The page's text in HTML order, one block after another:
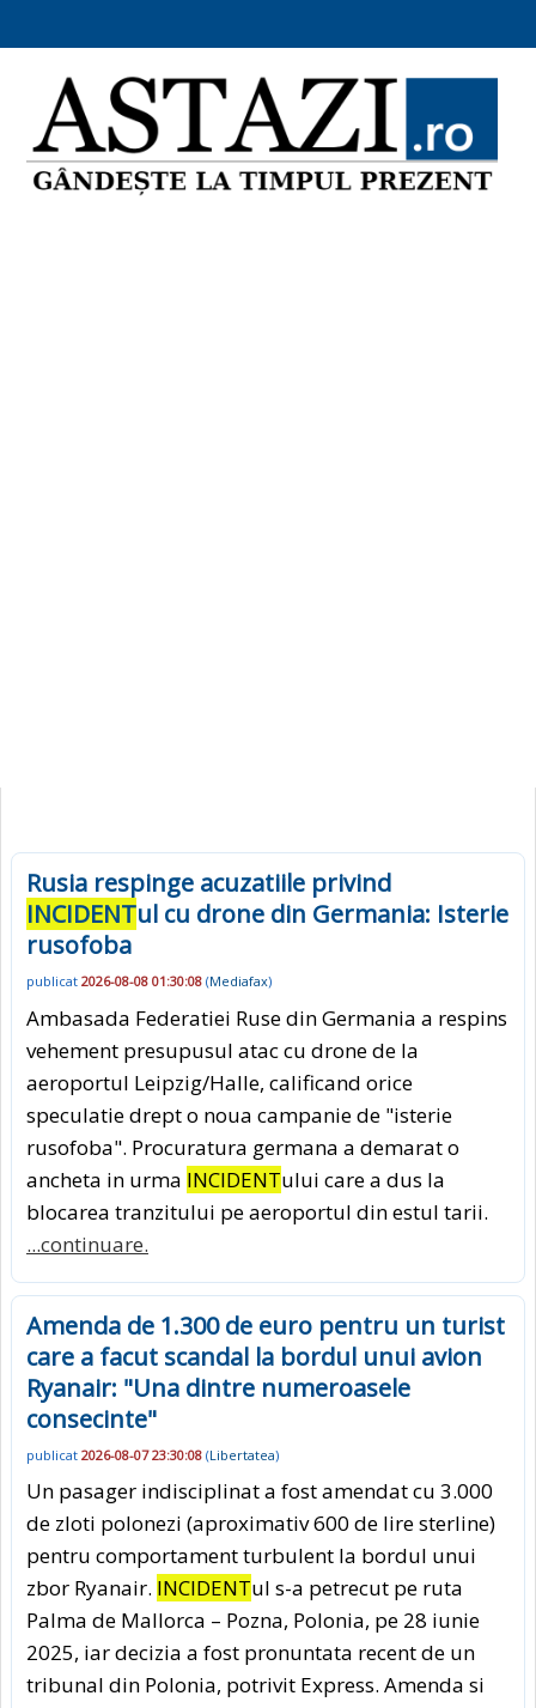
Rusia respinge acuzatiile privind
INCIDENTul cu drone din Germania: Isterie
rusofoba
publicat 2026-08-08 01:30:08 (Mediafax)
Ambasada Federatiei Ruse din Germania a respins
vehement presupusul atac cu drone de la
aeroportul Leipzig/Halle, calificand orice
speculatie drept o noua campanie de "isterie
rusofoba". Procuratura germana a demarat o
ancheta in urma INCIDENTului care a dus la
blocarea tranzitului pe aeroportul din estul tarii.
...continuare.
Amenda de 1.300 de euro pentru un turist
care a facut scandal la bordul unui avion
Ryanair: "Una dintre numeroasele
consecinte"
publicat 2026-08-07 23:30:08 (Libertatea)
Un pasager indisciplinat a fost amendat cu 3.000
de zloti polonezi (aproximativ 600 de lire sterline)
pentru comportament turbulent la bordul unui
zbor Ryanair. INCIDENTul s-a petrecut pe ruta
Palma de Mallorca – Pozna, Polonia, pe 28 iunie
2025, iar decizia a fost pronuntata recent de un
tribunal din Polonia, potrivit Express. Amenda si